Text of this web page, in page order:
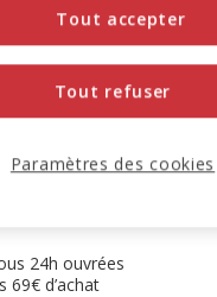
2hOFFERT
72h offert dès 69€ d'achat
24h ouvrées
69€ d’achat
Tout refuser
Tout accepter
Paramètres des cookies